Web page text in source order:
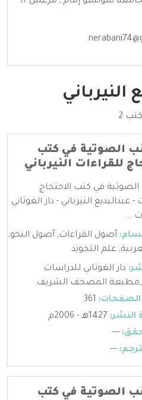
النيرباني
2
الصوتية في كتب
للقراءات النيرباني
الصوتية في كتب الاحتجاج
- عبدالبديع النيرباني - دار الغوثاني
...
أصول القراءات, أصول النحو,
, علم التجويد
دار الغوثاني للدراسات
المصحف الشريف
---
---
الصوتية في كتب